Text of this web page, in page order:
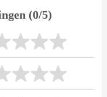
(0/5)